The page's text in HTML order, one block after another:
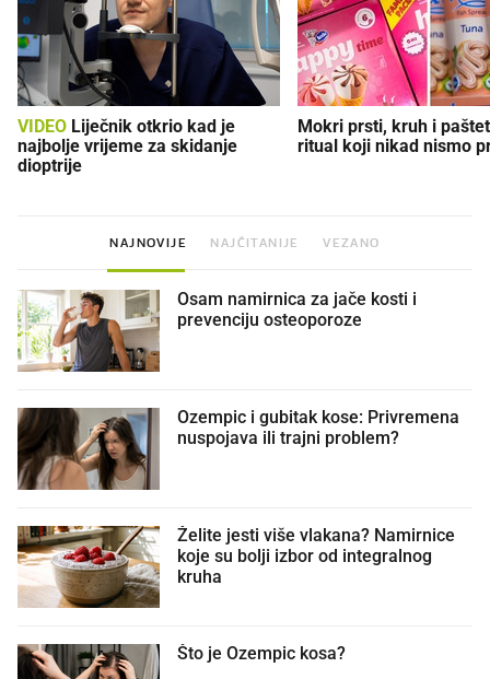
VIDEO
najbolje vrijeme za skidanje
dioptrije
Mokri prsti, kruh i
ritual koji nikad nismo
NAJNOVIJE NAJČITANIJE VEZANO
Osam namirnica za jače kosti i
prevenciju osteoporoze
Ozempic i gubitak kose: Privremena
nuspojava ili trajni problem?
Želite jesti više vlakana? Namirnice
koje su bolji izbor od integralnog
kruha
Što je Ozempic kosa?